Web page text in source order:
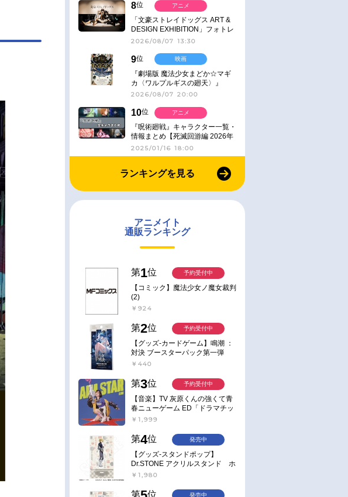
8位
「文豪ストレイドッグス ART &
DESIGN EXHIBITION」フォトレ
ポート
2026/08/07 13:30
アニメ
9位
『劇場版 魔法少女まどか☆マギ
カ〈ワルプルギスの廻天〉』
IMAX同時公開決定
2026/08/07 20:00
映画
10位
『呪術廻戦』キャラクター一覧・
情報まとめ【死滅回游編 2026年
1月放送】
2025/01/16 18:00
アニメ
ランキングを見る
アニメイト
通販ランキング
第1位
【コミック】魔法少女ノ魔女裁判
(2)
￥924
予約受付中
第2位
【グッズ-カードゲーム】鳴潮 ：
対決 ブースターパック第一弾
【ポイント2倍】
￥440
予約受付中
第3位
【音楽】TV 灰原くんの強くて青
春ニューゲーム ED「ドラマチッ
ク逃避行」収録シングル AIM
￥1,999
予約受付中
第4位
【グッズ-スタンドポップ】
Dr.STONE アクリルスタンド ホ
ワイマンといっしょver. スタン
￥1,980
発売中
第 位 発売中